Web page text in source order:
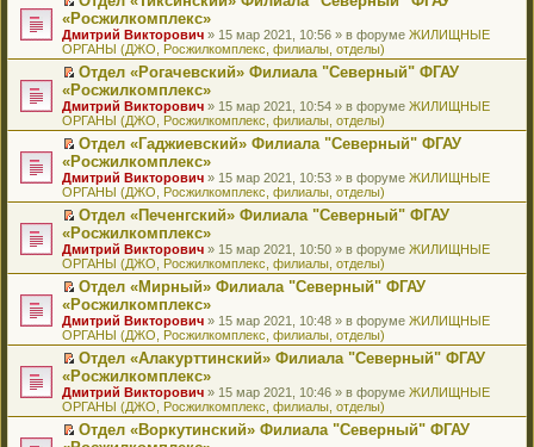
ю
б
щ
е
н
и
ю
м
у
с
о
о
б
щ
е
н
и
ю
т
а
н
н
о
м
у
с
о
о
б
щ
е
н
и
ю
п
р
о
ч
и
т
а
н
н
о
м
у
с
о
о
б
щ
е
н
и
ю
о
м
у
н
е
п
р
о
ч
и
т
а
н
н
о
м
у
с
о
о
б
щ
е
н
и
ю
е
р
в
о
м
у
н
е
п
р
о
ч
и
т
а
н
н
о
м
у
с
о
о
б
щ
е
н
и
ю
т
к
п
е
р
о
м
у
н
п
р
о
ч
т
а
н
н
м
у
с
о
б
щ
е
н
П
р
е
й
т
к
п
е
р
о
м
у
н
п
р
о
ч
т
а
н
н
м
у
с
о
«Росжилкомплекс»
Дмитрий Викторович » 15 мар 2021, 10:56 » в форуме ЖИЛИЩНЫЕ
ОРГАНЫ (ДЖО, Росжилкомплекс, филиалы, отделы)
П
р
е
й
т
к
п
е
р
о
м
у
н
п
р
о
ч
т
а
н
н
Отдел «Рогачевский» Филиала "Северный" ФГАУ
«Росжилкомплекс»
Дмитрий Викторович » 15 мар 2021, 10:54 » в форуме ЖИЛИЩНЫЕ
ОРГАНЫ (ДЖО, Росжилкомплекс, филиалы, отделы)
П
р
е
й
т
к
п
е
р
о
м
у
н
п
р
о
ч
Отдел «Гаджиевский» Филиала "Северный" ФГАУ
«Росжилкомплекс»
Дмитрий Викторович » 15 мар 2021, 10:53 » в форуме ЖИЛИЩНЫЕ
ОРГАНЫ (ДЖО, Росжилкомплекс, филиалы, отделы)
П
р
е
й
т
к
п
е
р
о
м
у
н
Отдел «Печенгский» Филиала "Северный" ФГАУ
«Росжилкомплекс»
Дмитрий Викторович » 15 мар 2021, 10:50 » в форуме ЖИЛИЩНЫЕ
ОРГАНЫ (ДЖО, Росжилкомплекс, филиалы, отделы)
П
р
е
й
т
к
п
е
р
Отдел «Мирный» Филиала "Северный" ФГАУ
«Росжилкомплекс»
Дмитрий Викторович » 15 мар 2021, 10:48 » в форуме ЖИЛИЩНЫЕ
ОРГАНЫ (ДЖО, Росжилкомплекс, филиалы, отделы)
П
р
е
й
т
Отдел «Алакурттинский» Филиала "Северный" ФГАУ
«Росжилкомплекс»
Дмитрий Викторович » 15 мар 2021, 10:46 » в форуме ЖИЛИЩНЫЕ
ОРГАНЫ (ДЖО, Росжилкомплекс, филиалы, отделы)
П
Отдел «Воркутинский» Филиала "Северный" ФГАУ